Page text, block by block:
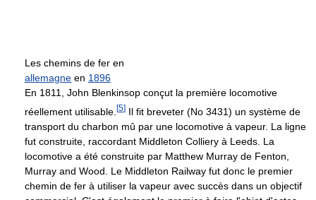
Les chemins de fer en
allemagne en 1896
En 1811, John Blenkinsop conçut la première locomotive
réellement utilisable. [5] Il fit breveter (No 3431) un système de
transport du charbon mû par une locomotive à vapeur. La ligne
fut construite, raccordant Middleton Colliery à Leeds. La
locomotive a été construite par Matthew Murray de Fenton,
Murray and Wood. Le Middleton Railway fut donc le premier
chemin de fer à utiliser la vapeur avec succès dans un objectif